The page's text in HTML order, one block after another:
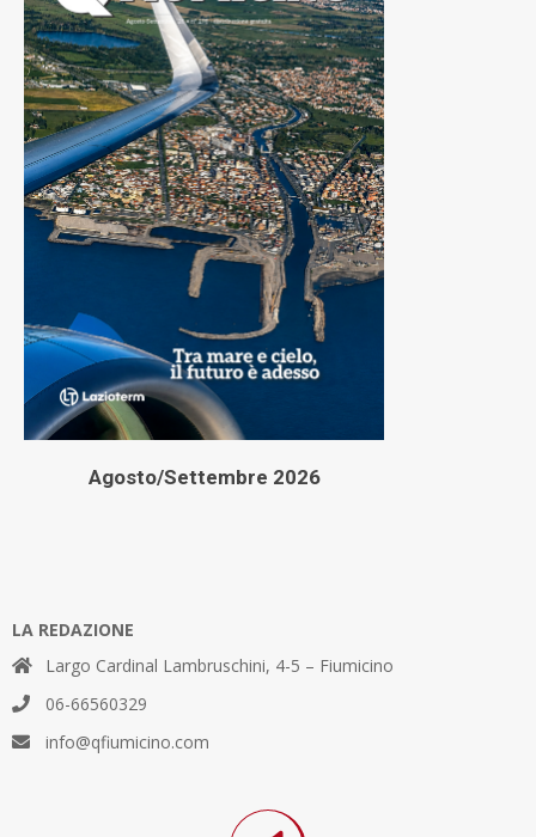
Agosto/Settembre 2026
LA REDAZIONE
Largo Cardinal Lambruschini, 4-5 – Fiumicino
06-66560329
info@qfiumicino.com